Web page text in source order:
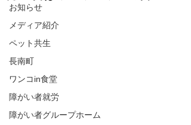
お知らせ
メディア紹介
ペット共生
長南町
ワンコin食堂
障がい者就労
障がい者グループホーム